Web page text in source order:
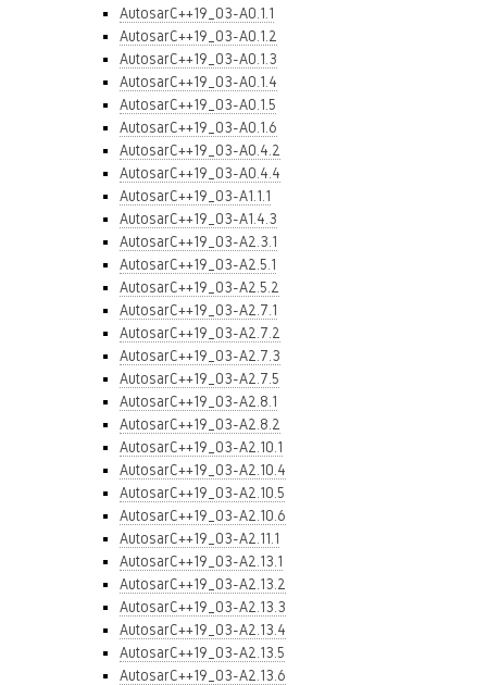
AutosarC++19_03-A0.1.1
AutosarC++19_03-A0.1.2
AutosarC++19_03-A0.1.3
AutosarC++19_03-A0.1.4
AutosarC++19_03-A0.1.5
AutosarC++19_03-A0.1.6
AutosarC++19_03-A0.4.2
AutosarC++19_03-A0.4.4
AutosarC++19_03-A1.1.1
AutosarC++19_03-A1.4.3
AutosarC++19_03-A2.3.1
AutosarC++19_03-A2.5.1
AutosarC++19_03-A2.5.2
AutosarC++19_03-A2.7.1
AutosarC++19_03-A2.7.2
AutosarC++19_03-A2.7.3
AutosarC++19_03-A2.7.5
AutosarC++19_03-A2.8.1
AutosarC++19_03-A2.8.2
AutosarC++19_03-A2.10.1
AutosarC++19_03-A2.10.4
AutosarC++19_03-A2.10.5
AutosarC++19_03-A2.10.6
AutosarC++19_03-A2.11.1
AutosarC++19_03-A2.13.1
AutosarC++19_03-A2.13.2
AutosarC++19_03-A2.13.3
AutosarC++19_03-A2.13.4
AutosarC++19_03-A2.13.5
AutosarC++19_03-A2.13.6